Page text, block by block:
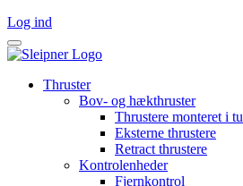
Log ind
Thruster
Bov- og hækthruster
Thrustere monteret i
Eksterne thrustere
Retract thrustere
Kontrolenheder
Fjernkontrol